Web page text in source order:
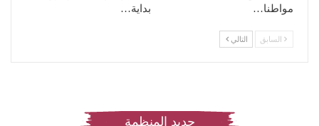
مواطنا…
بداية…
السابق التالي
جديد المنظمة